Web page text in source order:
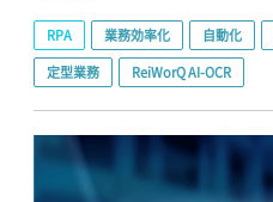
RPA 業務効率化 自動化
定型業務
ReiWorQ AI-OCR